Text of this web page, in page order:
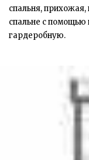
спальня,
спальне с
гардеробную.